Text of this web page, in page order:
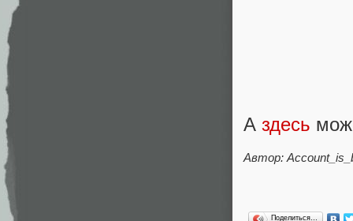
А здесь
Автор:
Поделиться…